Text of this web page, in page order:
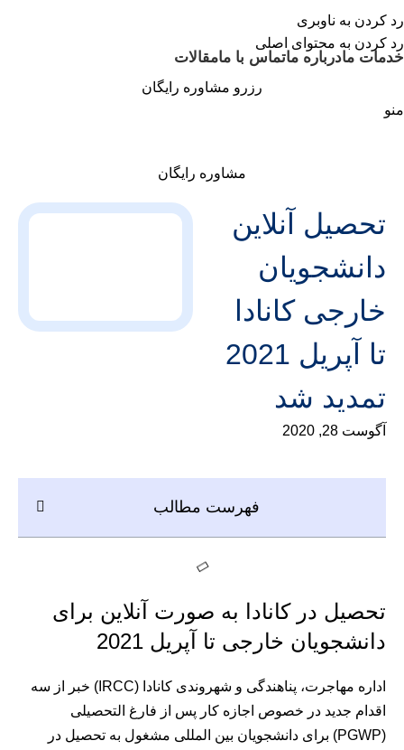
رد کردن به ناوبری
رد کردن به محتوای اصلی
خدمات مادرباره ماتماس با مامقالات
رزرو مشاوره رایگان
منو
مشاوره رایگان
تحصیل آنلاین
دانشجویان
خارجی کانادا
تا آپریل 2021
تمدید شد
آگوست 28, 2020
فهرست مطالب
تحصیل در کانادا به صورت آنلاین برای
دانشجویان خارجی تا آپریل 2021
اداره مهاجرت، پناهندگی و شهروندی کانادا (IRCC) خبر از سه
اقدام جدید در خصوص اجازه کار پس از فارغ التحصیلی
(PGWP) برای دانشجویان بین المللی مشغول به تحصیل در